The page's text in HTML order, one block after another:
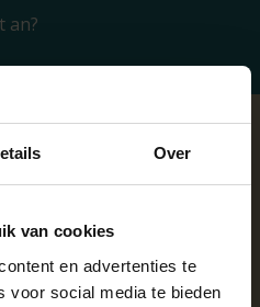
Over
van cookies
en advertenties te
voor social media te bieden
an?